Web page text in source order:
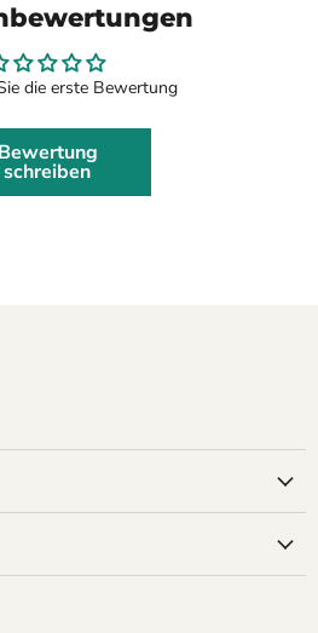
die erste Bewertung
Bewertung
schreiben